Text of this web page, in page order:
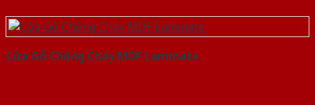
Cửa Gỗ Chống Cháy MDF Laminate